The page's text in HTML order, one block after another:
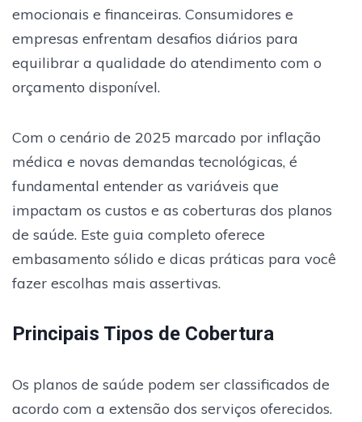
emocionais e financeiras. Consumidores e
empresas enfrentam desafios diários para
equilibrar a qualidade do atendimento com o
orçamento disponível.
Com o cenário de 2025 marcado por inflação
médica e novas demandas tecnológicas, é
fundamental entender as variáveis que
impactam os custos e as coberturas dos planos
de saúde. Este guia completo oferece
embasamento sólido e dicas práticas para você
fazer escolhas mais assertivas.
Principais Tipos de Cobertura
Os planos de saúde podem ser classificados de
acordo com a extensão dos serviços oferecidos.